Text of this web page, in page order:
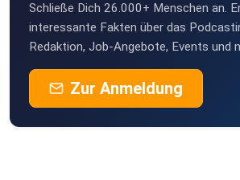
Schließe Dich 26.000+ Menschen an.
interessante Fakten über das
Redaktion, Job-Angebote, Events und
Zur Anmeldung